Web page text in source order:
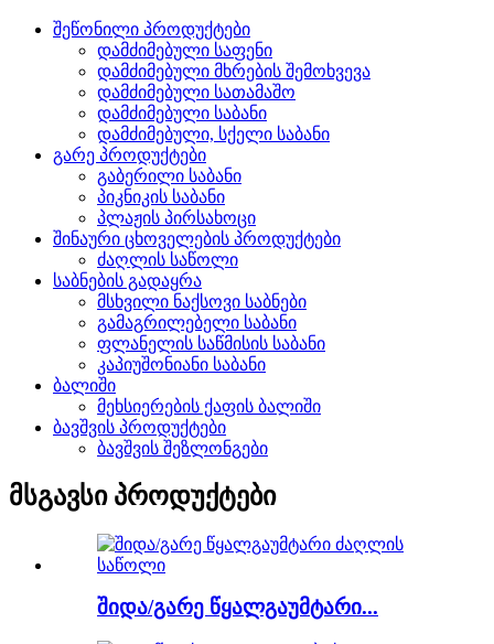
შეწონილი პროდუქტები
დამძიმებული საფენი
დამძიმებული მხრების შემოხვევა
დამძიმებული სათამაშო
დამძიმებული საბანი
დამძიმებული, სქელი საბანი
გარე პროდუქტები
გაბერილი საბანი
პიკნიკის საბანი
პლაჟის პირსახოცი
შინაური ცხოველების პროდუქტები
ძაღლის საწოლი
საბნების გადაყრა
მსხვილი ნაქსოვი საბნები
გამაგრილებელი საბანი
ფლანელის საწმისის საბანი
კაპიუშონიანი საბანი
ბალიში
მეხსიერების ქაფის ბალიში
ბავშვის პროდუქტები
ბავშვის შეზლონგები
მსგავსი პროდუქტები
შიდა/გარე წყალგაუმტარი...